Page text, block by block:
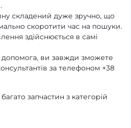
складений дуже зручно, що
скоротити час на пошуки.
здійснюється в самі
ви завжди зможете
за телефоном +38
запчастин з категорій